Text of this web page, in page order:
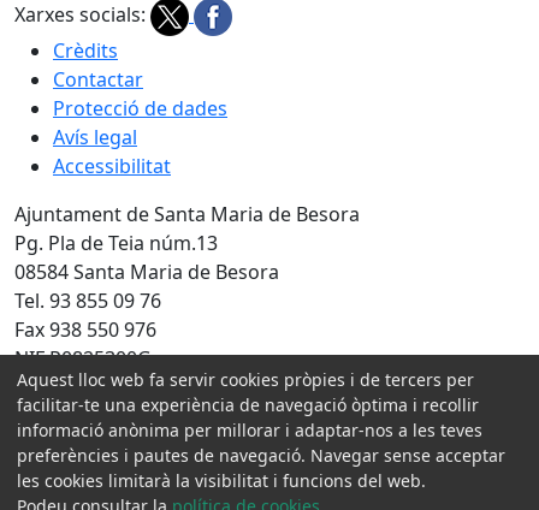
Xarxes socials:
Crèdits
Contactar
Protecció de dades
Avís legal
Accessibilitat
Ajuntament de Santa Maria de Besora
Pg. Pla de Teia núm.13
08584 Santa Maria de Besora
Tel. 93 855 09 76
Fax 938 550 976
NIF P0825300G
Amb la col·laboració de:
Aquest lloc web fa servir cookies pròpies i de tercers per
facilitar-te una experiència de navegació òptima i recollir
informació anònima per millorar i adaptar-nos a les teves
preferències i pautes de navegació. Navegar sense acceptar
les cookies limitarà la visibilitat i funcions del web.